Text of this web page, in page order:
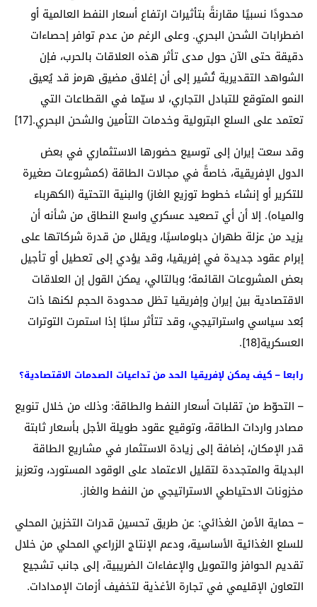
محدودًا نسبيًا مقارنةً بتأثيرات ارتفاع أسعار النفط العالمية أو
اضطرابات الشحن البحري. وعلى الرغم من عدم توافر إحصاءات
دقيقة حتى الآن حول مدى تأثر هذه العلاقات بالحرب، فإن
الشواهد التقديرية تُشير إلى أن إغلاق مضيق هرمز قد يُعيق
النمو المتوقع للتبادل التجاري، لا سيّما في القطاعات التي
تعتمد على السلع البترولية وخدمات التأمين والشحن البحري.[17]
وقد سعت إيران إلى توسيع حضورها الاستثماري في بعض
الدول الإفريقية، خاصةً في مجالات الطاقة (كمشروعات صغيرة
للتكرير أو إنشاء خطوط توزيع الغاز) والبنية التحتية (الكهرباء
والمياه). إلا أن أي تصعيد عسكري واسع النطاق من شأنه أن
يزيد من عزلة طهران دبلوماسيًا، ويقلل من قدرة شركاتها على
إبرام عقود جديدة في إفريقيا، وقد يؤدي إلى تعطيل أو تأجيل
بعض المشروعات القائمة؛ وبالتالي، يمكن القول إن العلاقات
الاقتصادية بين إيران وإفريقيا تظل محدودة الحجم لكنها ذات
بُعد سياسي واستراتيجي، وقد تتأثر سلبًا إذا استمرت التوترات
العسكرية[18].
رابعا – كيف يمكن لإفريقيا الحد من تداعيات الصدمات الاقتصادية؟
– التحوّط من تقلبات أسعار النفط والطاقة: وذلك من خلال تنويع
مصادر واردات الطاقة، وتوقيع عقود طويلة الأجل بأسعار ثابتة
قدر الإمكان، إضافة إلى زيادة الاستثمار في مشاريع الطاقة
البديلة والمتجددة لتقليل الاعتماد على الوقود المستورد، وتعزيز
مخزونات الاحتياطي الاستراتيجي من النفط والغاز.
– حماية الأمن الغذائي: عن طريق تحسين قدرات التخزين المحلي
للسلع الغذائية الأساسية، ودعم الإنتاج الزراعي المحلي من خلال
تقديم الحوافز والتمويل والإعفاءات الضريبية، إلى جانب تشجيع
التعاون الإقليمي في تجارة الأغذية لتخفيف أزمات الإمدادات.